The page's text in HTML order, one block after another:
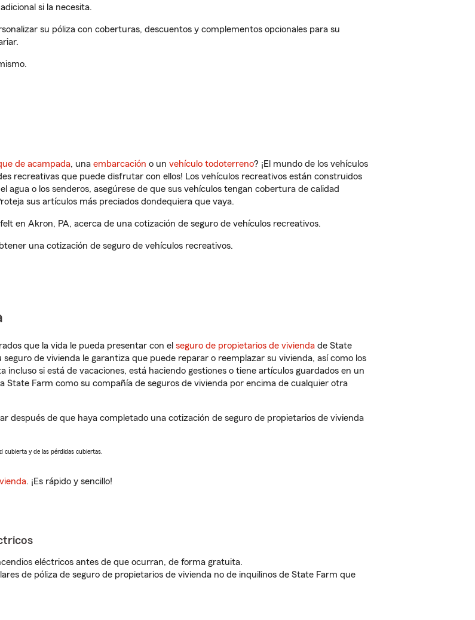
si la necesita.
su póliza con coberturas, descuentos y complementos opcionales para su
de acampada, una embarcación o un vehículo todoterreno? ¡El mundo de los vehículos
recreativas que puede disfrutar con ellos! Los vehículos recreativos están construidos
agua o los senderos, asegúrese de que sus vehículos tengan cobertura de calidad
sus artículos más preciados dondequiera que vaya.
en Akron, PA, acerca de una cotización de seguro de vehículos recreativos.
una cotización de seguro de vehículos recreativos.
que la vida le pueda presentar con el seguro de propietarios de vivienda de State
seguro de vivienda le garantiza que puede reparar o reemplazar su vivienda, así como los
incluso si está de vacaciones, está haciendo gestiones o tiene artículos guardados en un
State Farm como su compañía de seguros de vivienda por encima de cualquier otra
después de que haya completado una cotización de seguro de propietarios de vivienda
cubierta y de las pérdidas cubiertas.
. ¡Es rápido y sencillo!
eléctricos antes de que ocurran, de forma gratuita.
de póliza de seguro de propietarios de vivienda no de inquilinos de State Farm que